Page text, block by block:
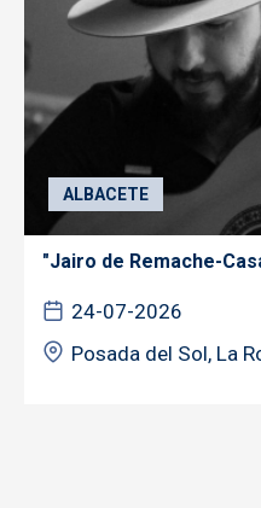
ALBACETE
"Jairo de Remache-
24-07-2026
Posada del Sol, La